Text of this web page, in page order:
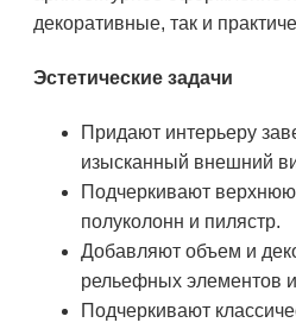
декоративные, так и
Эстетические задачи
Придают интерьеру
изысканный внешний
Подчеркивают верхнюю
полуколонн и пилястр.
Добавляют объем и
рельефных элементов
Подчеркивают